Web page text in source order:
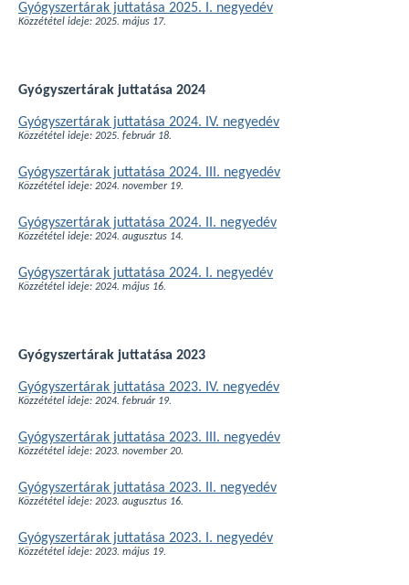
Gyógyszertárak juttatása 2025. I. negyedév
Közzététel ideje: 2025. május 17.
Gyógyszertárak juttatása 2024
Gyógyszertárak juttatása 2024. IV. negyedév
Közzététel ideje: 2025. február 18.
Gyógyszertárak juttatása 2024. III. negyedév
Közzététel ideje: 2024. november 19.
Gyógyszertárak juttatása 2024. II. negyedév
Közzététel ideje: 2024. augusztus 14.
Gyógyszertárak juttatása 2024. I. negyedév
Közzététel ideje: 2024. május 16.
Gyógyszertárak juttatása 2023
Gyógyszertárak juttatása 2023. IV. negyedév
Közzététel ideje: 2024. február 19.
Gyógyszertárak juttatása 2023. III. negyedév
Közzététel ideje: 2023. november 20.
Gyógyszertárak juttatása 2023. II. negyedév
Közzététel ideje: 2023. augusztus 16.
Gyógyszertárak juttatása 2023. I. negyedév
Közzététel ideje: 2023. május 19.